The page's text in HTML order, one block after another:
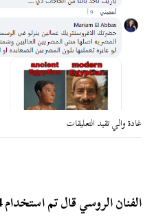
غادة والي تقيد التعليقات